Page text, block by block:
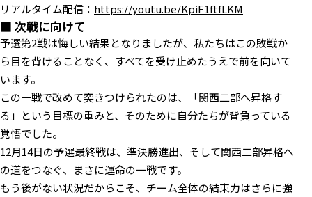
リアルタイム配信： https://youtu.be/KpiF1ftfLKM
■ 次戦に向けて
予選第2戦は悔しい結果となりましたが、私たちはこの敗戦か
ら目を背けることなく、すべてを受け止めたうえで前を向いて
います。
この一戦で改めて突きつけられたのは、「関西二部へ昇格す
る」という目標の重みと、そのために自分たちが背負っている
覚悟でした。
12月14日の予選最終戦は、準決勝進出、そして関西二部昇格へ
の道をつなぐ、まさに運命の一戦です。
もう後がない状況だからこそ、チーム全体の結束力はさらに強